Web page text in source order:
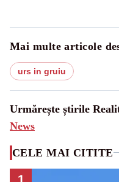
Mai multe articole
urs in gruiu
Urmărește știrile
News
CELE MAI CITITE
1